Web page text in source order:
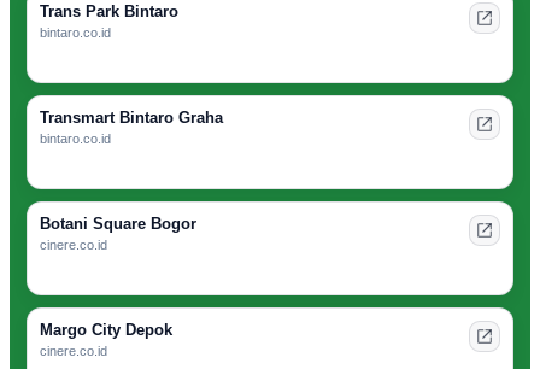
Trans Park Bintaro
bintaro.co.id
Transmart Bintaro Graha
bintaro.co.id
Botani Square Bogor
cinere.co.id
Margo City Depok
cinere.co.id